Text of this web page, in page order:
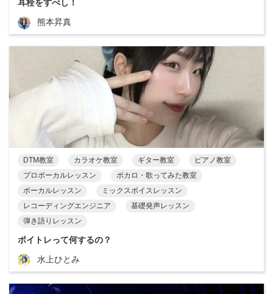
耳栓をすべし！
熊本昇真
DTM教室 カラオケ教室 ギター教室
ピアノ教室
プロボーカルレッスン
ボカロ・歌ってみた教室
ボーカルレッスン
ミックスボイスレッスン
レコーディングエンジニア
基礎発声レッスン
弾き語りレッスン
ボイトレって何するの？
水上ひとみ